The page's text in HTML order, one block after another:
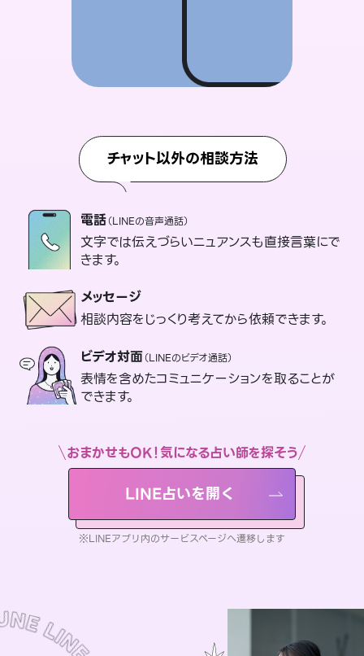
チャット以外の相談方法
電話（LINEの音声通話）
文字では伝えづらいニュアンスも直接言葉にで
きます。
メッセージ
相談内容をじっくり考えてから依頼できます。
ビデオ対面（LINEのビデオ通話）
表情を含めたコミュニケーションを取ることが
できます。
おまかせもOK！気になる占い師を探そう
LINE占いを開く
※LINEアプリ内のサービスページへ遷移します